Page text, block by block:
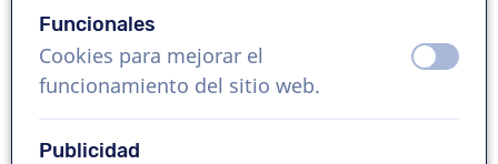
US$ 369,95
Vídeo corporativo , 1 - 250 palabras
Funcionales
Cookies para mejorar el
funcionamiento del sitio web.
Publicidad